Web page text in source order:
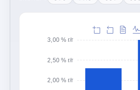
2,00 % г/г
2,50 % г/г
3,00 % г/г